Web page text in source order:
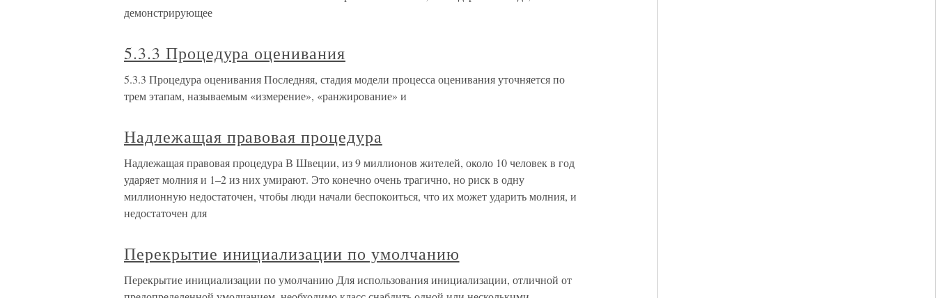
демонстрирующее
5.3.3 Процедура оценивания
5.3.3 Процедура оценивания Последняя, стадия модели процесса оценивания уточняется по
трем этапам, называемым «измерение», «ранжирование» и
Надлежащая правовая процедура
Надлежащая правовая процедура В Швеции, из 9 миллионов жителей, около 10 человек в год
ударяет молния и 1–2 из них умирают. Это конечно очень трагично, но риск в одну
миллионную недостаточен, чтобы люди начали беспокоиться, что их может ударить молния, и
недостаточен для
Перекрытие инициализации по умолчанию
Перекрытие инициализации по умолчанию Для использования инициализации, отличной от